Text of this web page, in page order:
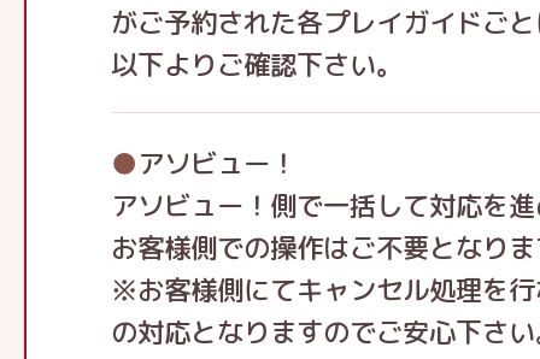
がご予約された各プレイガイドご
以下よりご確認下さい。
●アソビュー！
アソビュー！側で一括して対応を
お客様側での操作はご不要となり
※お客様側にてキャンセル処理を
の対応となりますのでご安心下さ